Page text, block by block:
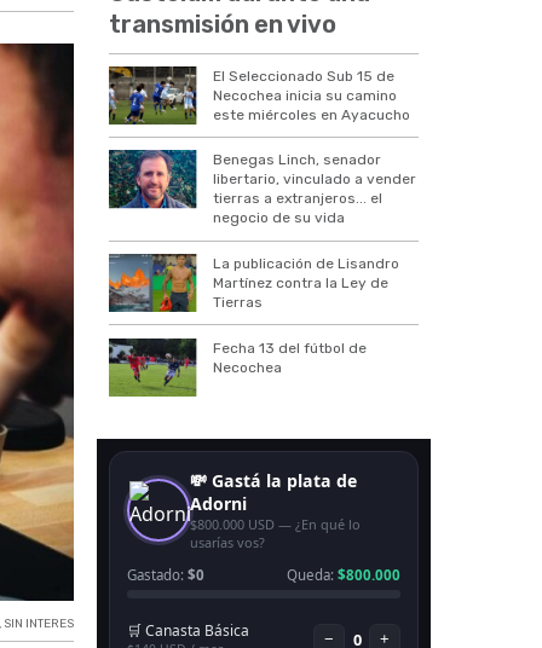
, SIN INTERES
transmisión en vivo
El Seleccionado Sub 15 de
Necochea inicia su camino
este miércoles en Ayacucho
Benegas Linch, senador
libertario, vinculado a vender
tierras a extranjeros... el
negocio de su vida
La publicación de Lisandro
Martínez contra la Ley de
Tierras
Fecha 13 del fútbol de
Necochea